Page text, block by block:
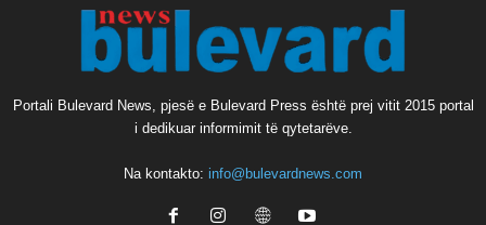
Portali Bulevard News, pjesë e Bulevard Press është prej vitit 2015 portal
i dedikuar informimit të qytetarëve.
Na kontakto: info@bulevardnews.com